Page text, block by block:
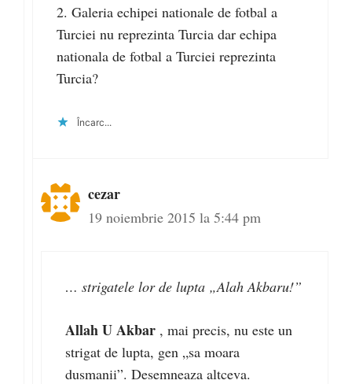
2. Galeria echipei nationale de fotbal a
Turciei nu reprezinta Turcia dar echipa
nationala de fotbal a Turciei reprezinta
Turcia?
Încarc...
cezar
19 noiembrie 2015 la 5:44 pm
… strigatele lor de lupta „Alah Akbaru!”
Allah U Akbar , mai precis, nu este un
strigat de lupta, gen „sa moara
dusmanii”. Desemneaza altceva.